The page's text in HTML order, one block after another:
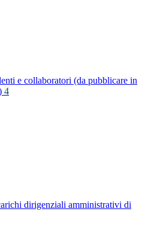
e collaboratori (da pubblicare in
4
dirigenziali amministrativi di